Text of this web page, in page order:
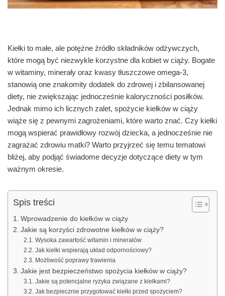
Kiełki to małe, ale potężne źródło składników odżywczych,
które mogą być niezwykle korzystne dla kobiet w ciąży. Bogate
w witaminy, minerały oraz kwasy tłuszczowe omega-3,
stanowią one znakomity dodatek do zdrowej i zbilansowanej
diety, nie zwiększając jednocześnie kaloryczności posiłków.
Jednak mimo ich licznych zalet, spożycie kiełków w ciąży
wiąże się z pewnymi zagrożeniami, które warto znać. Czy kiełki
mogą wspierać prawidłowy rozwój dziecka, a jednocześnie nie
zagrażać zdrowiu matki? Warto przyjrzeć się temu tematowi
bliżej, aby podjąć świadome decyzje dotyczące diety w tym
ważnym okresie.
Spis treści
Wprowadzenie do kiełków w ciąży
Jakie są korzyści zdrowotne kiełków w ciąży?
Wysoka zawartość witamin i minerałów
Jak kiełki wspierają układ odpornościowy?
Możliwość poprawy trawienia
Jakie jest bezpieczeństwo spożycia kiełków w ciąży?
Jakie są potencjalne ryzyka związane z kiełkami?
Jak bezpiecznie przygotować kiełki przed spożyciem?